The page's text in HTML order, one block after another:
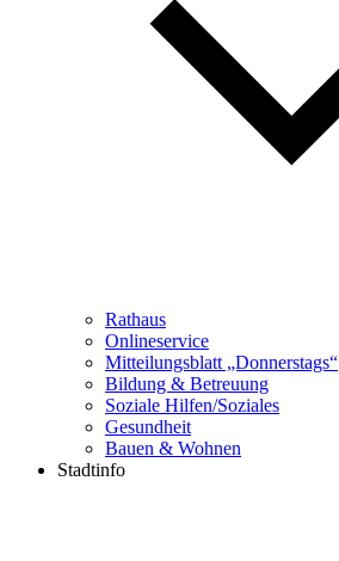
Rathaus
Onlineservice
Mitteilungsblatt „Donnerstags“
Bildung & Betreuung
Soziale Hilfen/Soziales
Gesundheit
Bauen & Wohnen
Stadtinfo